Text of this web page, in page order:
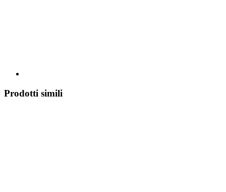
Prodotti simili